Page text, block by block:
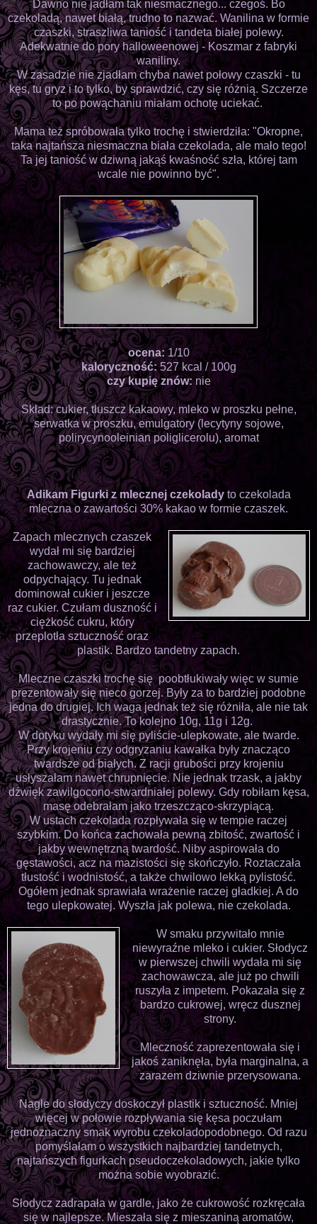
Dawno nie jadłam tak niesmacznego... czegoś. Bo
czekoladą, nawet białą, trudno to nazwać. Wanilina w formie
czaszki, straszliwa taniość i tandeta białej polewy.
Adekwatnie do pory halloweenowej - Koszmar z fabryki
waniliny.
W zasadzie nie zjadłam chyba nawet połowy czaszki - tu
kęs, tu gryz i to tylko, by sprawdzić, czy się różnią. Szczerze
to po powąchaniu miałam ochotę uciekać.
Mama też spróbowała tylko trochę i stwierdziła: "Okropne,
taka najtańsza niesmaczna biała czekolada, ale mało tego!
Ta jej taniość w dziwną jakąś kwaśność szła, której tam
wcale nie powinno być".
ocena: 1/10
kaloryczność:527 kcal / 100g
czy kupię znów:nie
Skład: cukier, tłuszcz kakaowy, mleko w proszku pełne,
serwatka w proszku, emulgatory (lecytyny sojowe,
polirycynooleinian poliglicerolu), aromat
Adikam Figurki z mlecznej czekoladyto czekolada
mleczna o zawartości 30% kakao w formie czaszek.
Zapach mlecznych czaszek
wydał mi się bardziej
zachowawczy, ale też
odpychający. Tu jednak
dominował cukier i jeszcze
raz cukier. Czułam duszność i
ciężkość cukru, który
przeplotła sztuczność oraz
plastik. Bardzo tandetny zapach.
Mleczne czaszki trochę się poobtłukiwały więc w sumie
prezentowały się nieco gorzej. Były za to bardziej podobne
jedna do drugiej. Ich waga jednak też się różniła, ale nie tak
drastycznie. To kolejno 10g, 11g i 12g.
W dotyku wydały mi się pyliście-ulepkowate, ale twarde.
Przy krojeniu czy odgryzaniu kawałka były znacząco
twardsze od białych. Z racji grubości przy krojeniu
usłyszałam nawet chrupnięcie. Nie jednak trzask, a jakby
dźwięk zawilgocono-stwardniałej polewy. Gdy robiłam kęsa,
masę odebrałam jako trzeszcząco-skrzypiącą.
W ustach czekolada rozpływała się w tempie raczej
szybkim. Do końca zachowała pewną zbitość, zwartość i
jakby wewnętrzną twardość. Niby aspirowała do
gęstawości, acz na mazistości się skończyło. Roztaczała
tłustość i wodnistość, a także chwilowo lekką pylistość.
Ogółem jednak sprawiała wrażenie raczej gładkiej. A do
tego ulepkowatej. Wyszła jak polewa, nie czekolada.
W smaku przywitało mnie
niewyraźne mleko i cukier. Słodycz
w pierwszej chwili wydała mi się
zachowawcza, ale już po chwili
ruszyła z impetem. Pokazała się z
bardzo cukrowej, wręcz dusznej
strony.
Mleczność zaprezentowała się i
jakoś zaniknęła, była marginalna, a
zarazem dziwnie przerysowana.
Nagle do słodyczy doskoczył plastik i sztuczność. Mniej
więcej w połowie rozpływania się kęsa poczułam
jednoznaczny smak wyrobu czekoladopodobnego. Od razu
pomyślałam o wszystkich najbardziej tandetnych,
najtańszych figurkach pseudoczekoladowych, jakie tylko
można sobie wyobrazić.
Słodycz zadrapała w gardle, jako że cukrowość rozkręcała
się w najlepsze. Mieszała się z mieszaniną aromatów,